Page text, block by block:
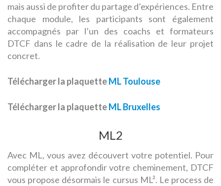
mais aussi de profiter du partage d’expériences. Entre
chaque module, les participants sont également
accompagnés par l’un des coachs et formateurs
DTCF dans le cadre de la réalisation de leur projet
concret.
Télécharger la plaquetteML Toulouse
Télécharger la plaquetteML Bruxelles
ML2
Avec ML, vous avez découvert votre potentiel. Pour
compléter et approfondir votre cheminement, DTCF
vous propose désormais le cursus ML². Le process de